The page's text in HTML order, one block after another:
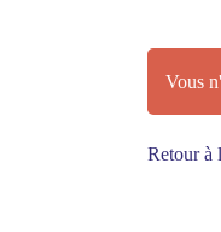
Vous
Retour à